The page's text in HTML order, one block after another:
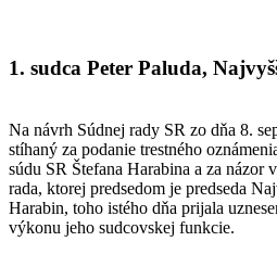
1. sudca Peter Paluda,
Na návrh Súdnej rady SR zo dňa 8.
stíhaný za podanie trestného
súdu SR Štefana Harabina a za názor
rada, ktorej predsedom je predseda
Harabin, toho istého dňa prijala
výkonu jeho sudcovskej funkcie.